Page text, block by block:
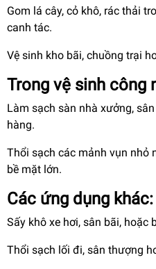
Gom lá cây, cỏ khô, rác thải
canh tác.
Vệ sinh kho bãi, chuồng trại
Trong vệ sinh công
Làm sạch sàn nhà xưởng,
hàng.
Thổi sạch các mảnh vụn nhỏ
bề mặt lớn.
Các ứng dụng khác:
Sấy khô xe hơi, sân bãi, hoặc
Thổi sạch lối đi, sân thượng